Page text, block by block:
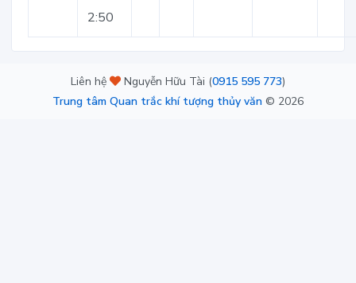
2:50
Liên hệ Nguyễn Hữu Tài (0915 595 773)
Trung tâm Quan trắc khí tượng thủy văn © 2026